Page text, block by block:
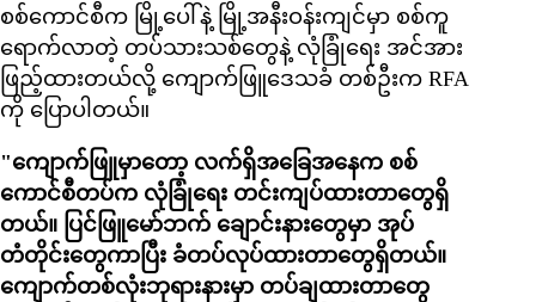
စစ်ကောင်စီက မြို့ပေါ်နဲ့ မြို့အနီးဝန်းကျင်မှာ စစ်ကူ
ရောက်လာတဲ့ တပ်သားသစ်တွေနဲ့ လုံခြုံရေး အင်အား
ဖြည့်ထားတယ်လို့ ကျောက်ဖြူဒေသခံ တစ်ဦးက RFA
ကို ပြောပါတယ်။
"ကျောက်ဖြူမှာတော့ လက်ရှိအခြေအနေက စစ်
ကောင်စီတပ်က လုံခြုံရေး တင်းကျပ်ထားတာတွေရှိ
တယ်။ ပြင်ဖြူမော်ဘက် ချောင်းနားတွေမှာ အုပ်
တံတိုင်းတွေကာပြီး ခံတပ်လုပ်ထားတာတွေရှိတယ်။
ကျောက်တစ်လုံးဘုရားနားမှာ တပ်ချထားတာတွေ